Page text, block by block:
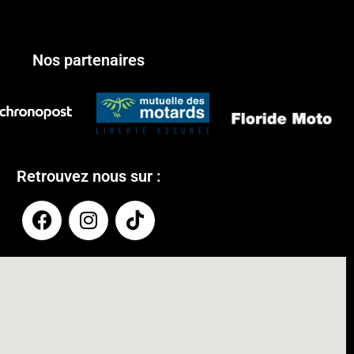
Nos partenaires
Retrouvez nous sur :